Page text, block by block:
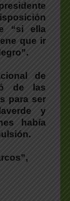
“si ella
que ir
.
de
de las
para ser
y
había
,